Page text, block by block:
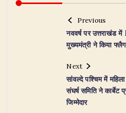
Previous
नववर्ष पर उत्तराखंड
मुख्यमंत्री ने किया
Next
सांवल्दे पश्चिम में
संघर्ष समिति ने कार्बेट
जिम्मेदार